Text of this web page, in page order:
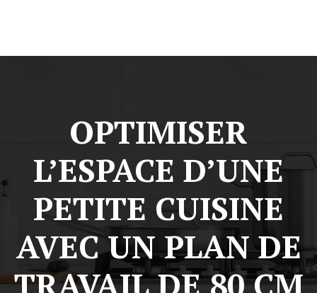
OPTIMISER
L’ESPACE D’UNE
PETITE CUISINE
AVEC UN PLAN DE
TRAVAIL DE 80 CM